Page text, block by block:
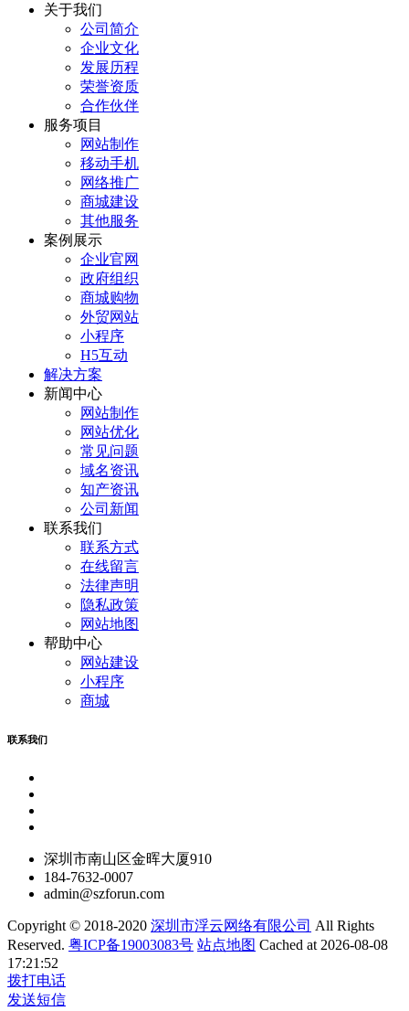
关于我们
公司简介
企业文化
发展历程
荣誉资质
合作伙伴
服务项目
网站制作
移动手机
网络推广
商城建设
其他服务
案例展示
企业官网
政府组织
商城购物
外贸网站
小程序
H5互动
解决方案
新闻中心
网站制作
网站优化
常见问题
域名资讯
知产资讯
公司新闻
联系我们
联系方式
在线留言
法律声明
隐私政策
网站地图
帮助中心
网站建设
小程序
商城
联系我们
深圳市南山区金晖大厦910
184-7632-0007
admin@szforun.com
Copyright © 2018-2020 深圳市浮云网络有限公司 All Rights
Reserved. 粤ICP备19003083号 站点地图 Cached at 2026-08-08
17:21:52
拨打电话
发送短信